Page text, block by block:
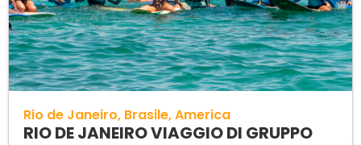
Rio de Janeiro Brasile America
RIO DE JANEIRO VIAGGIO DI GRUPPO